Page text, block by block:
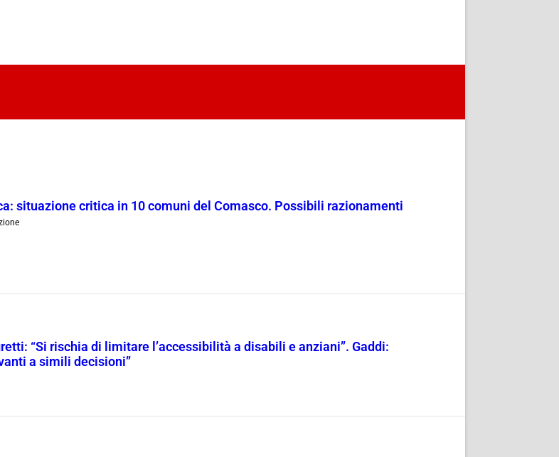
situazione critica in 10 comuni del Comasco. Possibili razionamenti
“Si rischia di limitare l’accessibilità a disabili e anziani”. Gaddi:
a simili decisioni”